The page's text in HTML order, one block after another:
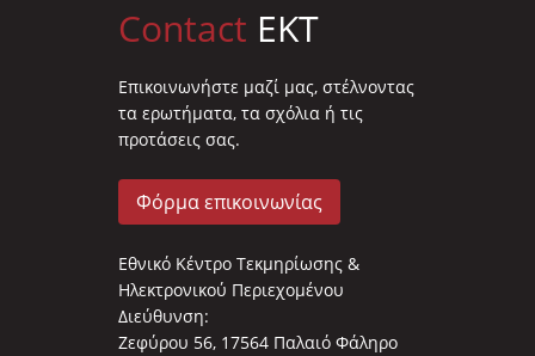
Contact EKT
Επικοινωνήστε μαζί μας, στέλνοντας
τα ερωτήματα, τα σχόλια ή τις
προτάσεις σας.
Φόρμα επικοινωνίας
Εθνικό Κέντρο Τεκμηρίωσης &
Ηλεκτρονικού Περιεχομένου
Διεύθυνση:
Ζεφύρου 56, 17564 Παλαιό Φάληρο